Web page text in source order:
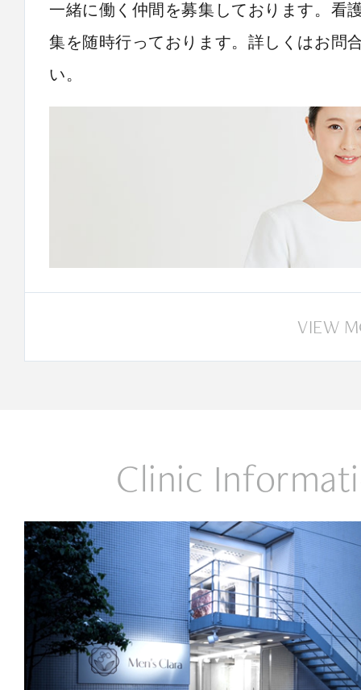
一緒に働く仲間を募集しております。看
集を随時行っております。詳しくはお問
い。
VIEW
Clinic